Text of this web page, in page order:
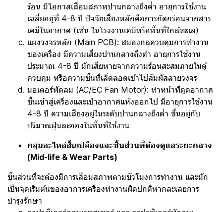
ร้อน มีโอกาสเสื่อมสภาพปานกลางถึงต่ำ อายุการใช้งาน
เฉลี่ยอยู่ที่ 4-8 ปี ปัจจัยเสี่ยงหลักคือการกัดกร่อนจากสาร
เคมีในอากาศ (เช่น ในโรงงานเคมีหรือพื้นที่ใกล้ทะเล)
แผงวงจรหลัก (Main PCB): สมองกลควบคุมการทำงาน
ของเครื่อง มีความเสี่ยงปานกลางถึงต่ำ อายุการใช้งาน
ประมาณ 4-8 ปี มักเสียหายจากความร้อนสะสมภายในตู้
ควบคุม หรือความชื้นที่เล็ดลอดเข้าไปสัมผัสลายวงจร
มอเตอร์พัดลม (AC/EC Fan Motor): ทำหน้าที่ดูดอากาศ
ชื้นเข้าสู่เครื่องและเป่าอากาศแห้งออกไป มีอายุการใช้งาน
4-8 ปี ความเสี่ยงอยู่ในระดับปานกลางถึงต่ำ ขึ้นอยู่กับ
ปริมาณฝุ่นละอองในพื้นที่ใช้งาน
กลุ่มอะไหล่สิ้นเปลืองและชิ้นส่วนที่ต้องดูแลระยะกลาง
(Mid-life & Wear Parts)
ชิ้นส่วนที่จะต้องมีการเสื่อมสภาพตามชั่วโมงการทำงาน และมัก
เป็นจุดเริ่มต้นของอาการเครื่องทำงานผิดปกติหากละเลยการ
บำรุงรักษา